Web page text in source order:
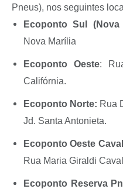
Pneus), nos seguintes
Ecoponto Sul (Nova
Nova Marília
Ecoponto Oeste:
Califórnia.
Ecoponto Norte: Rua
Jd. Santa Antonieta.
Ecoponto Oeste
Rua Maria Giraldi
Ecoponto Reserva